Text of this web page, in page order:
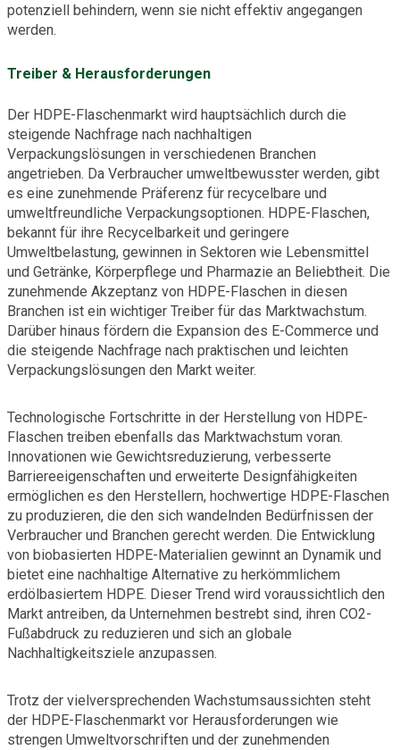
potenziell behindern, wenn sie nicht effektiv angegangen
werden.
Treiber & Herausforderungen
Der HDPE-Flaschenmarkt wird hauptsächlich durch die
steigende Nachfrage nach nachhaltigen
Verpackungslösungen in verschiedenen Branchen
angetrieben. Da Verbraucher umweltbewusster werden, gibt
es eine zunehmende Präferenz für recycelbare und
umweltfreundliche Verpackungsoptionen. HDPE-Flaschen,
bekannt für ihre Recycelbarkeit und geringere
Umweltbelastung, gewinnen in Sektoren wie Lebensmittel
und Getränke, Körperpflege und Pharmazie an Beliebtheit. Die
zunehmende Akzeptanz von HDPE-Flaschen in diesen
Branchen ist ein wichtiger Treiber für das Marktwachstum.
Darüber hinaus fördern die Expansion des E-Commerce und
die steigende Nachfrage nach praktischen und leichten
Verpackungslösungen den Markt weiter.
Technologische Fortschritte in der Herstellung von HDPE-
Flaschen treiben ebenfalls das Marktwachstum voran.
Innovationen wie Gewichtsreduzierung, verbesserte
Barriereeigenschaften und erweiterte Designfähigkeiten
ermöglichen es den Herstellern, hochwertige HDPE-Flaschen
zu produzieren, die den sich wandelnden Bedürfnissen der
Verbraucher und Branchen gerecht werden. Die Entwicklung
von biobasierten HDPE-Materialien gewinnt an Dynamik und
bietet eine nachhaltige Alternative zu herkömmlichem
erdölbasiertem HDPE. Dieser Trend wird voraussichtlich den
Markt antreiben, da Unternehmen bestrebt sind, ihren CO2-
Fußabdruck zu reduzieren und sich an globale
Nachhaltigkeitsziele anzupassen.
Trotz der vielversprechenden Wachstumsaussichten steht
der HDPE-Flaschenmarkt vor Herausforderungen wie
strengen Umweltvorschriften und der zunehmenden